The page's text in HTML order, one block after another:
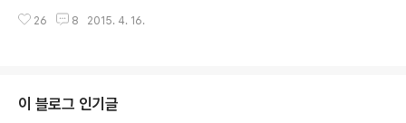
는 것을 볼 수 있습니다. (너무 순식간에 스쳐지나가는 감
을 받고 있는 OS X의 핵심 기능입니다. OS X에 시스템 광
니다. 하지만 꾸준히 진화를 거듭하면서 완성도를 높이더
니 이제 맥을 사용하는 데 있어 없어서는 안 될 중요한 커뮤
26 8 2015. 4. 16.
이 블로그 인기글